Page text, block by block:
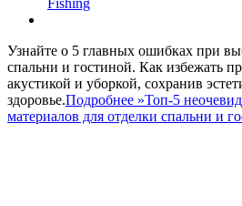
Fishing
Узнайте о 5 главных ошибках при
спальни и гостиной. Как избежать
акустикой и уборкой, сохранив
здоровье.Подробнее »Топ-5
материалов для отделки спальни и